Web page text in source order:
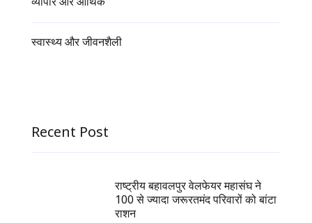
स्वास्थ्य और जीवनशैली
Recent Post
राष्ट्रीय बहावलपुर वेलफेयर महासंघ ने
100 से ज्यादा जरूरतमंद परिवारों को बांटा
राशन